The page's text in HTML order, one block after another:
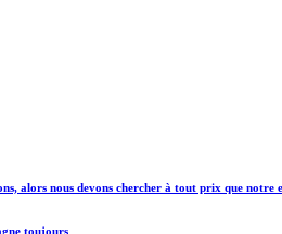
alors nous devons chercher à tout prix que
toujours